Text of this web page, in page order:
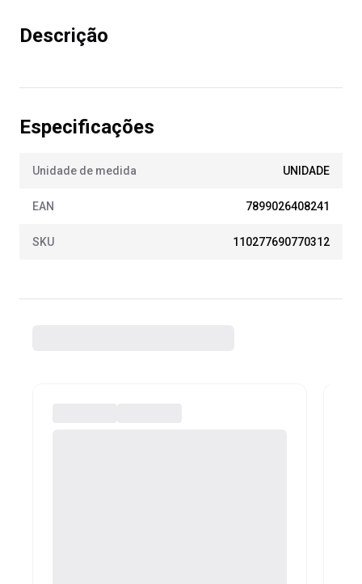
Descrição
Especificações
Unidade de medida UNIDADE
EAN 7899026408241
SKU 110277690770312